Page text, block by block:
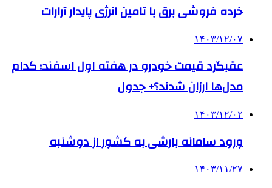
خرده فروشی برق با تامین انرژی پایدار آرارات
۱۴۰۳/۱۲/۰۷
عقبگرد قیمت خودرو در هفته اول اسفند؛ کدام
مدل‌ها ارزان شدند؟+ جدول
۱۴۰۳/۱۲/۰۲
ورود سامانه بارشی به کشور از دوشنبه
۱۴۰۳/۱۱/۲۷